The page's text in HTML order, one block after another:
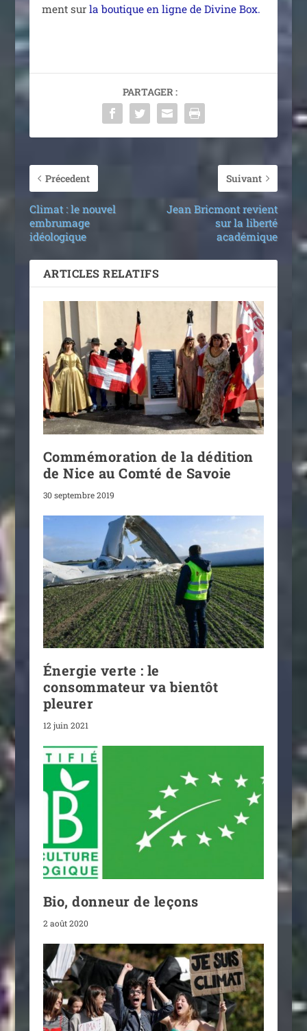
ment sur la bou­tique en ligne de Divine Box.
PARTAGER :
Précedent
Climat : le nouvel
embrumage
idéologique
Suivant
Jean Bricmont revient
sur la liberté
académique
ARTICLES RELATIFS
Commémoration de la dédition
de Nice au Comté de Savoie
30 septembre 2019
Énergie verte : le
consommateur va bientôt
pleurer
12 juin 2021
Bio, donneur de leçons
2 août 2020